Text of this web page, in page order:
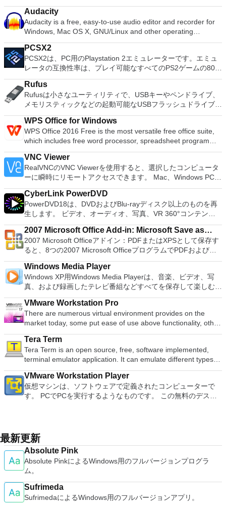
ーションおよびディスク管理ユーティリティです。パーティシ
ョンの拡張（特にシステムドライブ用）、ディスク領域の管
理、MBRおよびGUIDパーティションテーブル（GPT）ディス
クのディスク領域不足の問題の解決を可能にします。 パーテ
ィションのサイズ変更/移動システムドライブを拡張するディ
スクとパーティションをコピーパーティションをマージ分割パ
ーティション空き領域を再分配するダイナミックディスクの変
換パーティションを回復する
Audacity
Audacity is a free, easy-to-use audio editor and recorder for
Windows, Mac OS X, GNU/Linux and other operating
systems. You can use Audacity to: Record live audio. Convert
tapes and records into digital recordings or CDs. Edit Ogg
Vorbis, MP3, WAV or AIFF sound files. Cut, copy, splice or mix
sounds together. Change the speed or pitch of a recording.
Add new effects with LADSPA plug-ins. And more!
PCSX2
PCSX2は、PC用のPlaystation 2エミュレーターです。エミュ
レータの互換性率は、プレイ可能なすべてのPS2ゲームの80％
以上を誇っています。かなり強力なコンピューターを所有して
いる場合、PCSX2は優れたエミュレーターです。また、この
アプリケーションはローエンドコンピューターのサポートも提
供するため、Playstation 2コンソールのすべての所有者は、
PCで動作するゲームを見ることができます。 PCSX2エミュレ
ーターを使用すると、PS2コントローラーを使用して、本物の
プレイステーション体験をシミュレートできます。このアプリ
ケーションでは、ディスクからゲームを直接実行することも、
ハードドライブからISOイメージとして実行することもできま
す。 主な機能は次のとおりです。 Savestates：ボタンを1つ
押すだけで、ゲームの現在の「状態」を保存できます。 無制
限のメモリーカード：好きなだけメモリーカードを保存でき、
8MBから64MBまでの単一の物理カードに制限されなくなりま
した。 高解像度グラフィックス：PCSX2を使用すると、
1080pまたは4K HDでゲームをプレイできます。 全体とし
ゲームを高い精度でエミュレートでき、Windowsとエミュレ
ーターを切り替えることができます。欠点は、高速ゲームに苦
労し、時々フリーズまたはクラッシュすることです。* PCSX2
を使用するには、コンソールから抽出できるPlaystation 2
BIOSが必要です。
Rufus
Rufusは小さなユーティリティで、USBキーやペンドライブ、
メモリスティックなどの起動可能なUSBフラッシュドライブを
フォーマットおよび作成できます。 Rufusは、次のシナリオで
役立ちます。 Windows、Linux、およびUEFI用の起動可能な
ISOからUSBインストールメディアを作成する必要がある場
合。 OSがインストールされていないシステムで作業する必要
がある場合。 BIOSまたはその他のファームウェアをDOSから
フラッシュする必要がある場合。 低レベルのユーティリティ
を実行する必要がある場合。 Rufusは次の* ISOで動作しま
す：Arch Linux、Archbang、BartPE / pebuilder、CentOS、
Damn Small Linux、Fedora、FreeDOS、Gentoo、
gNewSense、Hiren&#39;s Boot CD、LiveXP、Knoppix、
Kubuntu、Linux Mint、NT Password Registry Editor、
OpenSUSE、Parted Magic、Slackware、Tails、Trinity
Rescue Kit、Ubuntu、Ultimate Boot CD、Windows XP（SP2
以降）、Windows Server 2003 R2、Windows Vista、
Windows 7、Windows 8。 *このリストは完全ではありませ
ア語、マレーシア語、セシュティナ、ダンスク、ドイツ語、英
語、スペイン語、フランス語、フルバツキー、イタリア語、ラ
トヴィエシュ、リエトゥビウ、マジャール、オランダ、ノルス
ク、ポルスキ、ポルトガル、ポルトガル、スロヴェンスキー、
スロベンツキー、スロヴェンスキーSrpski、Suomi、
Svenska、Türkçe。
WPS Office for Windows
WPS Office 2016 Free is the most versatile free office suite,
which includes free word processor, spreadsheet program
and presentation maker. With these three programs you will
easily be able to deal with any office related tasks. WPS
Office 2016 Free has multiple language support for English,
French, German, Spanish, Portuguese,Russian and Polish
languages. To switch between languages requires only a
single click! Despite being a free suite, WPS Office comes
with many innovative features, such as the paragraph
adjustment tool and multiple tabbed feature. It also has a PDF
converter, spell check and word count feature. WPS Office
2016 Personal Edition supports switching language UI,File
Roaming and Docer online templates. Key features include:
Writer Efficient word processor. Presentation Multimedia
presentations creator. Spreadsheets Powerful tool for data
processing and analysis. 100% compatible with MS Office
document file types (.docx, .pptx, .xlsx, etc.). Thousands of
support (iOS and Android). WPS Cloud Storage included.
Although it is a free suite, WPS Office 2016 Free comes with
many innovative features, including a useful a paragraph
adjustment tool int he Writer program. It has an Office to PDF
converter, automatic spell checking and word count features.
It also has some neat tools such as the Watermark in
document, and converting PowerPoint to Word document
support. Overall, WPS Office 2016 Free is a good alternative
to Microsoft's offering. The Writer program is a versatile word
processor; the Presentation program is an easy to use and
effective slide show maker that helps you to create impressive
VNC Viewer
RealVNCのVNC Viewerを使用すると、選択したコンピュータ
ーに瞬時にリモートアクセスできます。 Mac、Windows PC、
またはLinuxマシン、世界中のどこからでも。 VNC Viewerを
使用すると、コンピューターのデスクトップを表示したり、コ
ンピューターの前に直接座っているかのようにマウスとキーボ
ードを制御したりできます。 VNC Viewerは、インストールと
使用が簡単です。制御したいデバイスでインストーラーを実行
し、指示に従ってください。オプションで、Windowsでのリ
モート展開に使用可能なMSIがあります。デスクトッププラッ
トフォームにVNC Viewerをインストールする権限がない場合
は、スタンドアロンオプションを選択する必要があります。
主な機能は次のとおりです。 クラウドサービスを介してVNC
Connectを実行しているコンピューターに接続します。 Apple
Screen Sharing（ARD）などのサードパーティ製のVNC互換
ソフトウェアを実行しているコンピューターに直接接続しま
す。 各デバイスでVNC Viewerにサインインして、すべてのデ
バイス間の接続をバックアップおよび同期します。 仮想キー
の高度なキーが含まれています。 Bluetoothキーボードのサポ
ート。 VNC Connectサブスクリプションには、無料、有料、
試用の3つのバージョンがあります。 制御する必要のあるマシ
ンごとに、RealVNCのWebサイトにアクセスして、各コンピ
ューターにVNC Connectをダウンロードするだけです。次
に、RealVNCアカウントの資格情報を使用して、ローカルマ
シンでVNC Viewerにサインインします。そこから、コンピュ
ューターへのログインに使用するのと同じユーザー名とパスワ
ードを入力するだけです。 WIN 7,8,8.1,10をサポートしま
す。 VNC ViewerのMacバージョンをお探しですか？ここから
ダウンロード
CyberLink PowerDVD
PowerDVD18は、DVDおよびBlu-rayディスク以上のものを再
生します。 ビデオ、オーディオ、写真、VR 360°コンテン
ツ、さらにはYouTubeやVimeoにとっても、PowerDVD18は重
要なエンターテイメントの仲間です。 Ultra HD HDR TVとサ
ラウンドサウンドシステムの可能性を解き放ち、360°ビデオ
の増え続けるコレクションへのアクセスで仮想世界に没頭する
か、PCまたはラップトップでの比類のない再生サポートと独
自の強化により、どこにいても簡単にリラックスできます。
新機能は次のとおりです。 4K DHR向けに最適化 Ultra HD
Blu-ray、4K、HEVC / H.265およびHDR10コンテンツをサポー
ト全画面モードで21：9モニターで2.35：1の映画を見る常時
オンのミニビューでYouTubeライブを見る YouTubeおよび
Vimeoで4K HDRおよび360ビデオを再生 VRエクスペリエンス
の向上：Microsoft Mixed Realityヘッドセット、HTC、VIVE、
およびOculus Riftをサポート Fire TVとキャストのサポート
注：これは商用トライアルです。
2007 Microsoft Office Add-in: Microsoft Save as
PDF or XPS
2007 Microsoft Officeアドイン：PDFまたはXPSとして保存す
ると、8つの2007 Microsoft OfficeプログラムでPDFおよび
XPS形式にエクスポートして保存できます。このツールを使用
すると、これらのプログラムのサブセットでPDF形式および
XPS形式の電子メール添付ファイルとして送信することもでき
ます（特定の機能はプログラムによって異なります）。 この
ダウンロードは、次のOfficeプログラムで動作します。
Microsoft Office Access 2007。 Microsoft Office Excel 2007。
Microsoft Office InfoPath 2007。 Microsoft Office OneNote
2007。 Microsoft Office PowerPoint 2007。 Microsoft Office
Publisher 2007。 Microsoft Office Visio 2007。 Microsoft
Office Word 2007。 2007 Microsoft Officeプログラムのこの
Microsoft Save as PDFまたはXPSアドインは、2007 Microsoft
Office systemソフトウェアの補足条項であり、2007 Microsoft
Office systemソフトウェアのライセンス条項の対象となりま
す。 システム要件：サポートされているオペレーティングシ
ステム。 Windows Server 2003、Windows Vista、Windows
Windows Media Player
Windows XP用Windows Media Playerは、音楽、ビデオ、写
真、および録画したテレビ番組などすべてを保存して楽しむ最
適な機能を搭載しています。 再生、表示、外出先で楽しむた
めのポータブル デバイスとの同期、さらには家中のデバイス
との共有も、すべて1か所で行えます。 シンプルなデザイン -
まったく新しい外観でデジタル エンターテイメントを楽しめ
ます。 大好きな音楽をより多く - デジタル音楽体験がさらに
楽しくなります。 エンターテイメントをすべて1つの場所に -
音楽、ビデオ、写真、録画したテレビ番組をすべて保存して楽
しめます。 どこでも楽しめる - どこにいても音楽、ビデオ、
写真にアクセスできます。
VMware Workstation Pro
There are numerous virtual environment provides on the
market today, some put ease of use above functionality, other
place integration above stability. VMware Workstation Pro is
the easiest to use, the fastest and the most reliable app when
it comes to evaluating a new OS, or new software apps and
patches, in an isolated and safe virtualized environment. Key
Features include: Powerful 3D Graphics - DirectX 10* and
OpenGL 3.3 support. VMware Compatibility - Create one; Run
anywhere on VMware software. vSphere and vCloud Air
Support - Drag and drop VMs between environments.
Haswell CPU support. Enterprise Quality Virtual Machines -
16 vCPUs, 8TB virtual disks, and 64GB memory. Enhanced
IPv6 Support - IPv6-to-IPv4 NAT (6to4 and 4to6). Virtual
Machine Video Memory - Up to 2GB. Enhanced Connectivity -
USB 3.0, Bluetooth, HD audio, printers, and Skype support.
High Resolution Displays - 4K UHD and QHD+ support.
VMware Workstation Pro is a perfect choice for those of you
Tera Term
Tera Term is an open source, free, software implemented,
terminal emulator application. It can emulate different types of
computer terminals, from DEC VT100 to DEC VT382, and it
supports telnet, SSH 1 & 2 and serial port connections. It also
has a built-in macro scripting language and some other useful
plugins. Key features include: Automatically creates logs with
remote Telnet or SSH hosts. It sports a clean and crisp layout
that is easy to work with. The application does not take a long
time to wrap your head around and is also very light on
system resources. So, if you need a free terminal emulator,
which is easy to master and supports remote Telnet or SSH
host connections then Tera Term is a good choice.
VMware Workstation Player
仮想マシンは、ソフトウェアで定義されたコンピューターで
す。 PCでPCを実行するようなものです。 この無料のデスク
主な機能は次のとおりです。 1台のPCで複数のオペレーティ
ングシステムを同時に実行します。 インストールや構成の問
題なしに、事前構成された製品の利点を体験してください。
ホストコンピューターと仮想マシン間でデータを共有します。
32ビットと64ビットの両方の仮想マシンを実行します。 2-
way Virtual SMPを活用します。 サードパーティの仮想マシン
とイメージを使用します。 ホストコンピューターと仮想マシ
ン間でデータを共有します。 幅広いホストおよびゲストオペ
最新更新
Absolute Pink
Absolute PinkによるWindows用のフルバージョンプログラ
ム。
Sufrimeda
SufrimedaによるWindows用のフルバージョンアプリ。